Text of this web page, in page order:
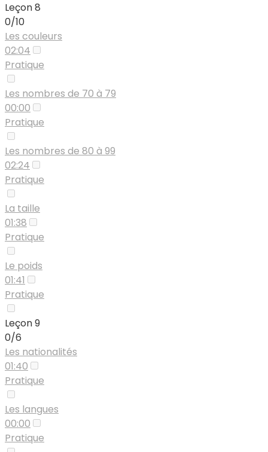
Leçon 8
0/10
Les couleurs
02:04
Pratique
Les nombres de 70 à 79
00:00
Pratique
Les nombres de 80 à 99
02:24
Pratique
La taille
01:38
Pratique
Le poids
01:41
Pratique
Leçon 9
0/6
Les nationalités
01:40
Pratique
Les langues
00:00
Pratique